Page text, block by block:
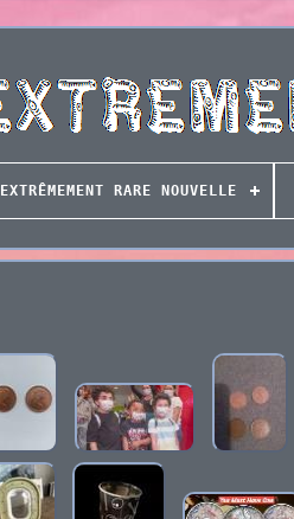
EXTRÊMEMENT RARE NOUVELLE